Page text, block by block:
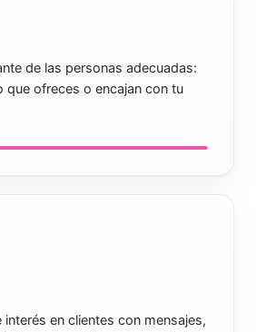
de las personas adecuadas:
que ofreces o encajan con tu
en clientes con mensajes,